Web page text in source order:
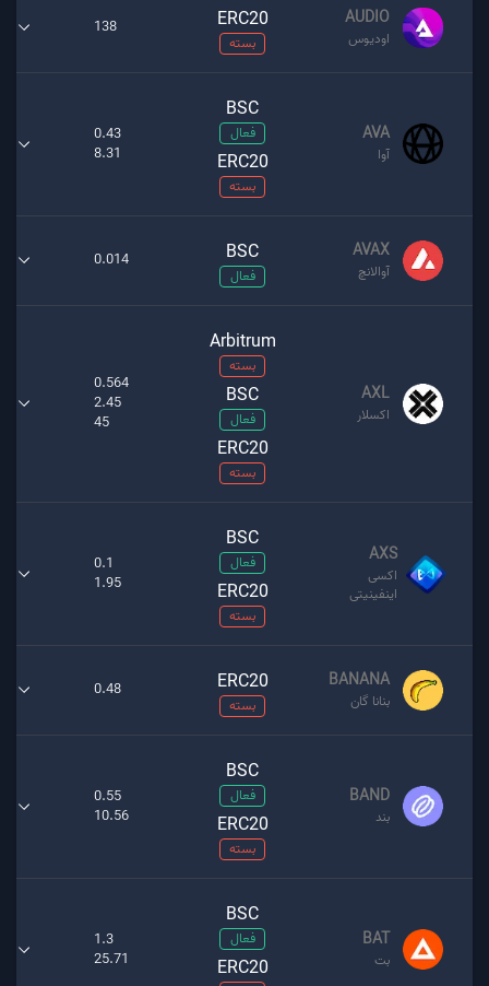
AUDIO
اودیوس
ERC20
بسته
138
AVA
آوا
BSC
فعال
ERC20
بسته
0.43
8.31
AVAX
آوالانچ
BSC
فعال
0.014
AXL
اکسلار
Arbitrum
بسته
BSC
فعال
ERC20
بسته
0.564
2.45
45
AXS
اکسی
اینفینیتی
BSC
فعال
ERC20
بسته
0.1
1.95
BANANA
بنانا گان
ERC20
بسته
0.48
BAND
بند
BSC
فعال
ERC20
بسته
0.55
10.56
BAT
بت
BSC
فعال
ERC20
1.3
25.71